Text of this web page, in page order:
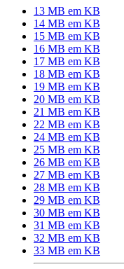
13 MB em KB
14 MB em KB
15 MB em KB
16 MB em KB
17 MB em KB
18 MB em KB
19 MB em KB
20 MB em KB
21 MB em KB
22 MB em KB
24 MB em KB
25 MB em KB
26 MB em KB
27 MB em KB
28 MB em KB
29 MB em KB
30 MB em KB
31 MB em KB
32 MB em KB
33 MB em KB